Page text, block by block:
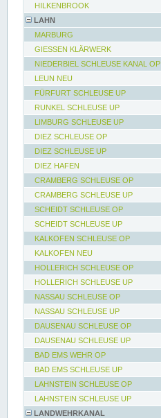
HILKENBROOK
LAHN
MARBURG
GIESSEN KLÄRWERK
NIEDERBIEL SCHLEUSE KANAL OP
LEUN NEU
FÜRFURT SCHLEUSE UP
RUNKEL SCHLEUSE UP
LIMBURG SCHLEUSE UP
DIEZ SCHLEUSE OP
DIEZ SCHLEUSE UP
DIEZ HAFEN
CRAMBERG SCHLEUSE OP
CRAMBERG SCHLEUSE UP
SCHEIDT SCHLEUSE OP
SCHEIDT SCHLEUSE UP
KALKOFEN SCHLEUSE OP
KALKOFEN NEU
HOLLERICH SCHLEUSE OP
HOLLERICH SCHLEUSE UP
NASSAU SCHLEUSE OP
NASSAU SCHLEUSE UP
DAUSENAU SCHLEUSE OP
DAUSENAU SCHLEUSE UP
BAD EMS WEHR OP
BAD EMS SCHLEUSE UP
LAHNSTEIN SCHLEUSE OP
LAHNSTEIN SCHLEUSE UP
LANDWEHRKANAL